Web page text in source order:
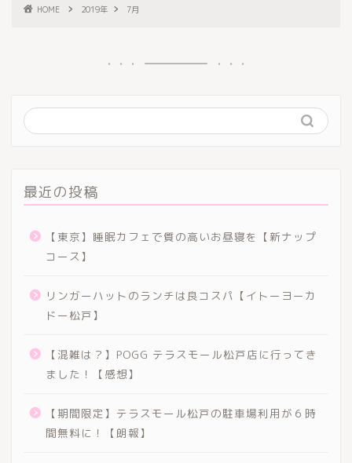
HOME 2019年 7月
最近の投稿
【東京】睡眠カフェで質の高いお昼寝を【新ナップ
コース】
リンガーハットのランチは良コスパ【イトーヨーカ
ドー松戸】
【混雑は？】POGG テラスモール松戸店に行ってき
ました！【感想】
【期間限定】テラスモール松戸の駐車場利用が６時
間無料に！【朗報】